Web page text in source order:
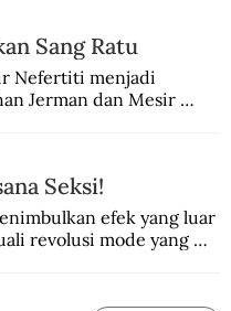
Sang Ratu
Nefertiti menjadi
Jerman dan Mesir
Seksi!
efek yang luar
revolusi mode yang